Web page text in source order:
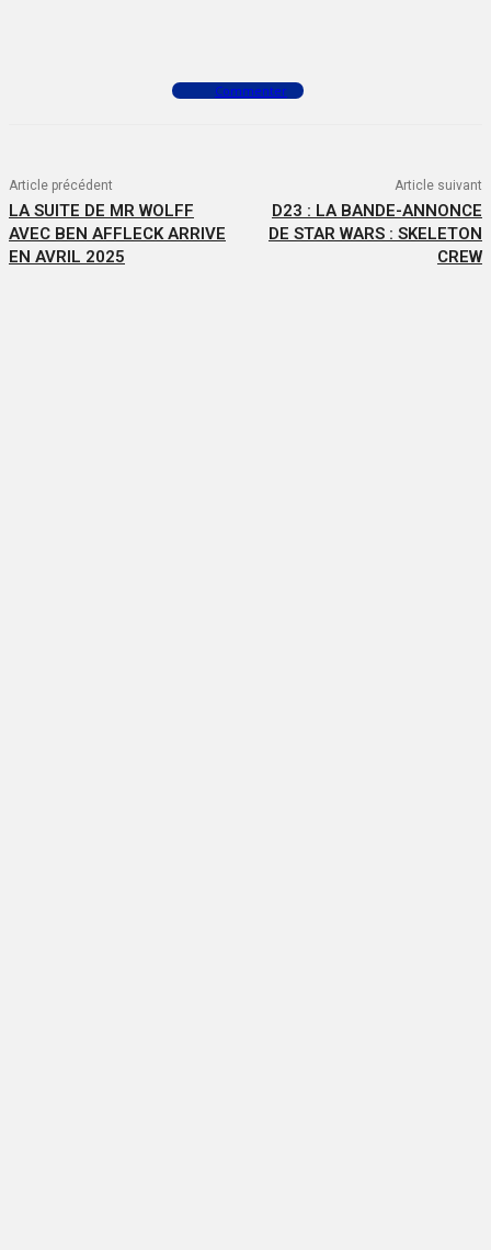
Commenter
Article précédent
LA SUITE DE MR WOLFF
AVEC BEN AFFLECK ARRIVE
EN AVRIL 2025
Article suivant
D23 : LA BANDE-ANNONCE
DE STAR WARS : SKELETON
CREW